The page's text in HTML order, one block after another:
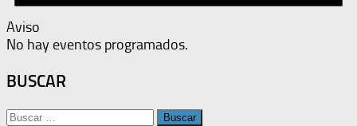
Aviso
No hay eventos programados.
BUSCAR
Buscar: